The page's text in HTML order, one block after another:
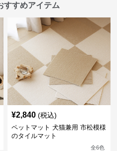
すすめアイテム
¥2,840 (税込)
ペットマット 犬猫兼用 市松模様
のタイルマット
全6色